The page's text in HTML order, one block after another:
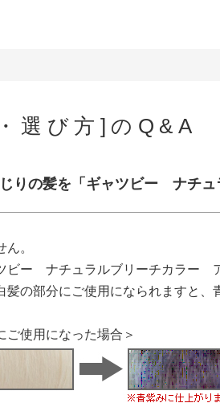
選び方]のQ&A
りの髪を「ギャツビー ナチ
ん。
ビー ナチュラルブリーチカラー
髪の部分にご使用になられますと、
ご使用になった場合＞